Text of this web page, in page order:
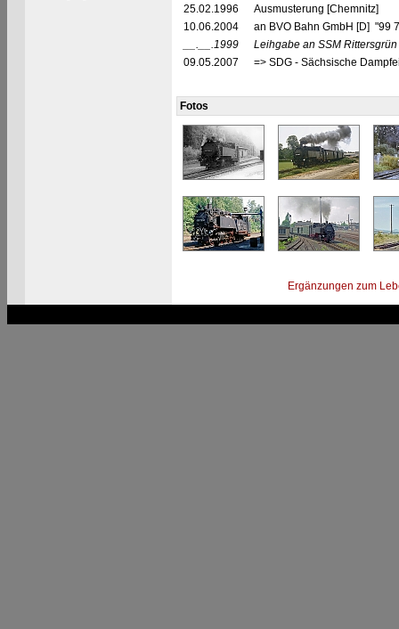
25.02.1996
Ausmusterung [Chemnitz]
10.06.2004
an BVO Bahn GmbH [D] "99
__.__.1999
Leihgabe an SSM
09.05.2007
=> SDG - Sächsische
Fotos
Ergänzungen zum